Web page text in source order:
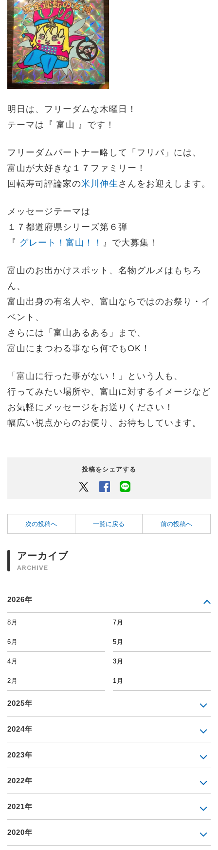
明日は、フリーダムな木曜日！
テーマは『 富山 』です！
フリーダムパートナー略して「フリパ」には、
富山が大好きな１７ファミリー！
回転寿司評論家の米川伸生 さんをお迎えします。
メッセージテーマは
１７都道府県シリーズ第６弾
『 グレート！富山！！ 』で大募集！
富山のお出かけスポット、名物グルメはもちろ
ん、
富山出身の有名人や、富山ならではのお祭り・イ
ベント、
さらには「富山あるある」まで、
富山にまつわる事なら何でもOK！
「富山に行った事がない！」という人も、
行ってみたい場所や、富山に対するイメージなど
お気軽にメッセージをお送りください！
幅広い視点からのお便り、お待ちしています。
投稿をシェアする
Twitter Facebook
次の投稿へ 一覧に戻る 前の投稿へ
アーカイブ
ARCHIVE
2026年
8月 7月
6月 5月
4月 3月
2月 1月
2025年
2024年
2023年
2022年
2021年
2020年